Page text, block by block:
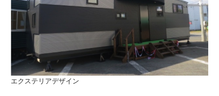
エクステリアデザイン